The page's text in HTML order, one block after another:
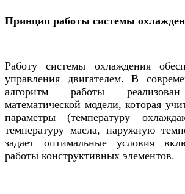
Принцип работы системы
Работу системы охлаждения
управления двигателем. В
алгоритм работы
математической модели, которая
параметры (температуру
температуру масла, наружную
задает оптимальные условия
работы конструктивных элементов.